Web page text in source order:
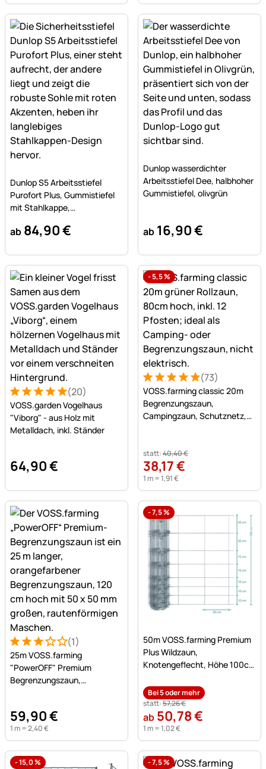
Noch keine Bewertungen abgegeben
Dunlop S5 Arbeitsstiefel
Purofort Plus, Gummistiefel
mit Stahlkappe,
ab 84,90€
Dunlop wasserdichter
Arbeitsstiefel Dee, halbhoher
Gummistiefel, olivgrün
ab 16,90€
Bewertung: 5 von 5 (20 Bewertungen)
20 Bewertungen
(20)
VOSS.garden Vogelhaus
"Viborg" - aus Holz mit
Metalldach, inkl. Ständer
64,90€
-5,5%
Bewertung: 5 von 5 (73
73 Bewertungen
(73)
VOSS.farming classic 20m
Begrenzungszaun,
Campingzaun, Schutznetz,
statt:40,40€
38,17€
1 m =1,91€
Bewertung: 3 von 5 (1 Bewertungen)
1 Bewertung(1)
25m VOSS.farming
"PowerOFF" Premium
Begrenzungszaun,
59,90€
1 m =2,40€
-7,5%
50m VOSS.farming Premium
Plus Wildzaun,
Knotengeflecht, Höhe 100cm
Bei 5 oder mehr
statt:57,26€
ab 50,78€
1 m =1,02€
-15,0% -7,5%